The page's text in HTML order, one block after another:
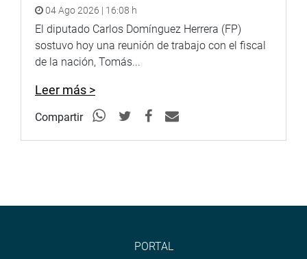
04 Ago 2026 | 16:08 h
El diputado Carlos Domínguez Herrera (FP)
sostuvo hoy una reunión de trabajo con el fiscal
de la nación, Tomás...
Leer más >
Compartir
PORTAL